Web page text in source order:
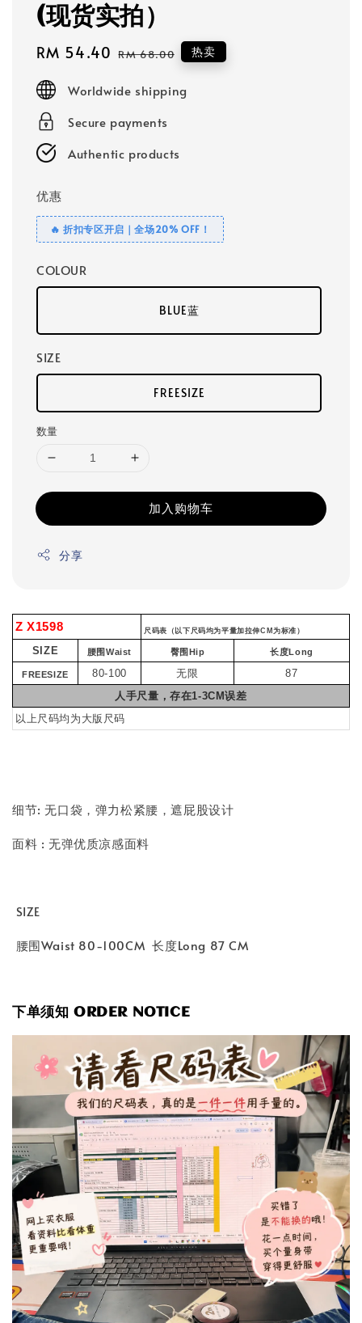
(现货实拍）
Sale
RM 54.40 Regular
RM 68.00 热卖
Worldwide shipping
Secure payments
Authentic products
优惠
🔥 折扣专区开启｜全场20% OFF！
COLOUR
BLUE蓝
SIZE
FREESIZE
数量
加入购物车
分享
Z X1598 尺码表（以下尺码均为平量加拉伸CM为标准）
SIZE 腰围Waist 臀围Hip 长度Long
FREESIZE 80-100 无限
87
人手尺量，存在1-3CM误差
以上尺码均为大版尺码
细节: 无口袋，弹力松紧腰，遮屁股设计
面料 : 无弹优质凉感面料
SIZE
腰围Waist 80-100CM 长度Long 87 CM
下单须知 ORDER NOTICE